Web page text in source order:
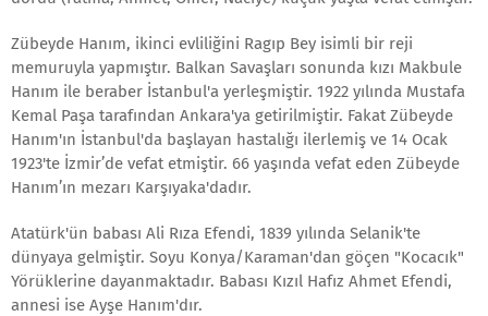
Zübeyde Hanım, ikinci evliliğini Ragıp Bey isimli bir reji
memuruyla yapmıştır. Balkan Savaşları sonunda kızı Makbule
Hanım ile beraber İstanbul'a yerleşmiştir. 1922 yılında Mustafa
Kemal Paşa tarafından Ankara'ya getirilmiştir. Fakat Zübeyde
Hanım'ın İstanbul'da başlayan hastalığı ilerlemiş ve 14 Ocak
1923'te İzmir’de vefat etmiştir. 66 yaşında vefat eden Zübeyde
Hanım’ın mezarı Karşıyaka'dadır.
Atatürk'ün babası Ali Rıza Efendi, 1839 yılında Selanik'te
dünyaya gelmiştir. Soyu Konya/Karaman'dan göçen "Kocacık"
Yörüklerine dayanmaktadır. Babası Kızıl Hafız Ahmet Efendi,
annesi ise Ayşe Hanım'dır.